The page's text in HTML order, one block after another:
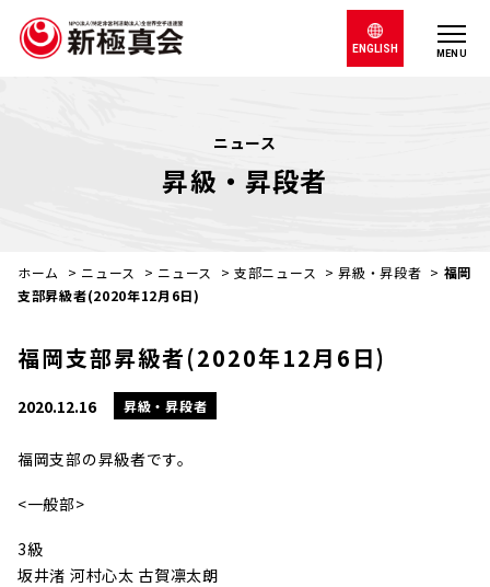
MENU
ENGLISH
ニュース
昇級・昇段者
ホーム > ニュース > ニュース >支部ニュース >昇級・昇段者 > 福岡
支部昇級者(2020年12月6日)
福岡支部昇級者(2020年12月6日)
2020.12.16 昇級・昇段者
福岡支部の昇級者です。
<一般部>
3級
坂井渚 河村心太 古賀凛太朗